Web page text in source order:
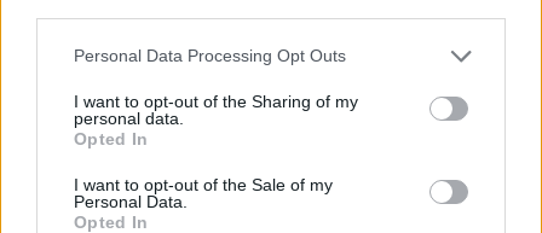
Please note that this website/app uses one or more Google
not limited to your visit or usage behaviour. You may click to
grant or deny consent to Google and its third-party tags to
use your data for below specified purposes in below Google
consent section.
Personal Data Processing Opt Outs
I want to opt-out of the Sharing of my
personal data.
Opted In
I want to opt-out of the Sale of my
Personal Data.
Opted In